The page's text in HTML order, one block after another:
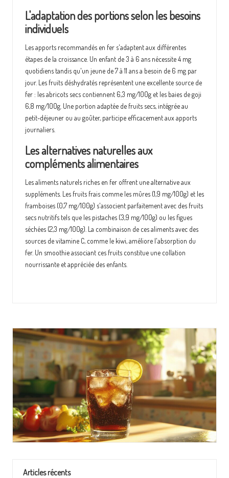
L'adaptation des portions selon les besoins
individuels
Les apports recommandés en fer s'adaptent aux différentes
étapes de la croissance. Un enfant de 3 à 6 ans nécessite 4 mg
quotidiens tandis qu'un jeune de 7 à 11 ans a besoin de 6 mg par
jour. Les fruits déshydratés représentent une excellente source de
fer : les abricots secs contiennent 6,3 mg/100g et les baies de goji
6,8 mg/100g. Une portion adaptée de fruits secs, intégrée au
petit-déjeuner ou au goûter, participe efficacement aux apports
journaliers.
Les alternatives naturelles aux
compléments alimentaires
Les aliments naturels riches en fer offrent une alternative aux
suppléments. Les fruits frais comme les mûres (1,9 mg/100g) et les
framboises (0,7 mg/100g) s'associent parfaitement avec des fruits
secs nutritifs tels que les pistaches (3,9 mg/100g) ou les figues
séchées (2,3 mg/100g). La combinaison de ces aliments avec des
sources de vitamine C, comme le kiwi, améliore l'absorption du
fer. Un smoothie associant ces fruits constitue une collation
nourrissante et appréciée des enfants.
Articles récents